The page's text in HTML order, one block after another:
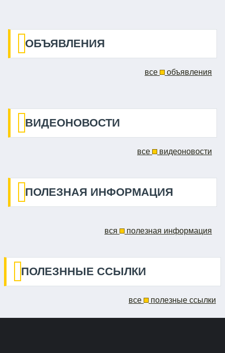
ОБЪЯВЛЕНИЯ
все объявления
ВИДЕОНОВОСТИ
все видеоновости
ПОЛЕЗНАЯ ИНФОРМАЦИЯ
вся полезная информация
ПОЛЕЗННЫЕ ССЫЛКИ
все полезные ссылки